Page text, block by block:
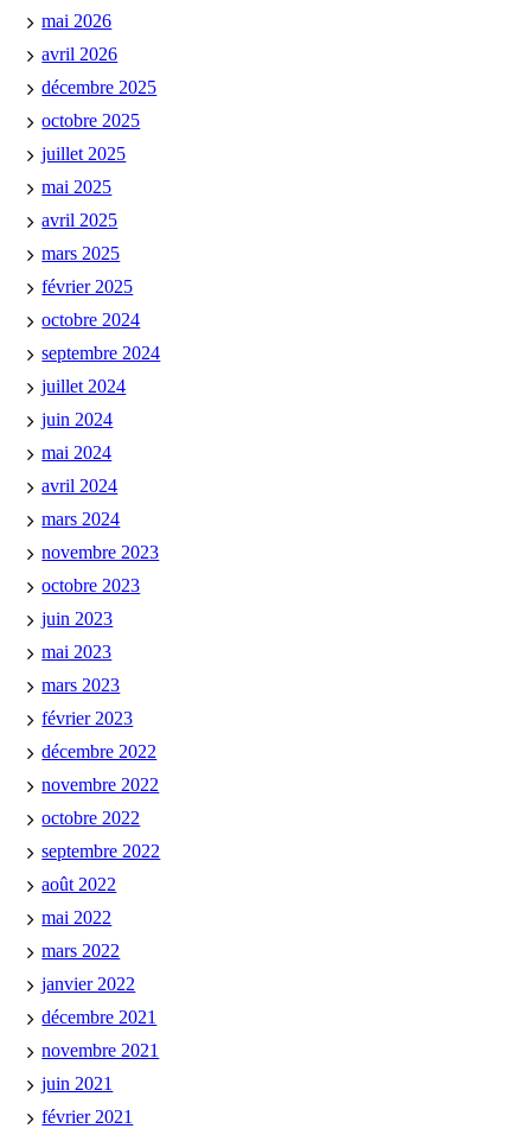
mai 2026
avril 2026
décembre 2025
octobre 2025
juillet 2025
mai 2025
avril 2025
mars 2025
février 2025
octobre 2024
septembre 2024
juillet 2024
juin 2024
mai 2024
avril 2024
mars 2024
novembre 2023
octobre 2023
juin 2023
mai 2023
mars 2023
février 2023
décembre 2022
novembre 2022
octobre 2022
septembre 2022
août 2022
mai 2022
mars 2022
janvier 2022
décembre 2021
novembre 2021
juin 2021
février 2021